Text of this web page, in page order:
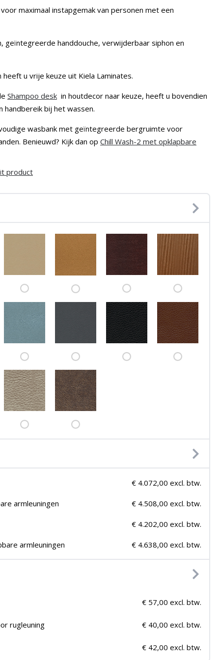
maximaal instapgemak van personen met een
geïntegreerde handdouche, verwijderbaar siphon en
u vrije keuze uit Kiela Laminates.
Shampoo desk in houtdecor naar keuze, heeft u bovendien
handbereik bij het wassen.
wasbank met geïntegreerde bergruimte voor
Benieuwd? Kijk dan op Chill Wash-2 met opklapbare
product
€ 4.072,00 excl. btw.
armleuningen € 4.508,00 excl. btw.
€ 4.202,00 excl. btw.
armleuningen € 4.638,00 excl. btw.
€ 57,00 excl. btw.
rugleuning € 40,00 excl. btw.
€ 42,00 excl. btw.